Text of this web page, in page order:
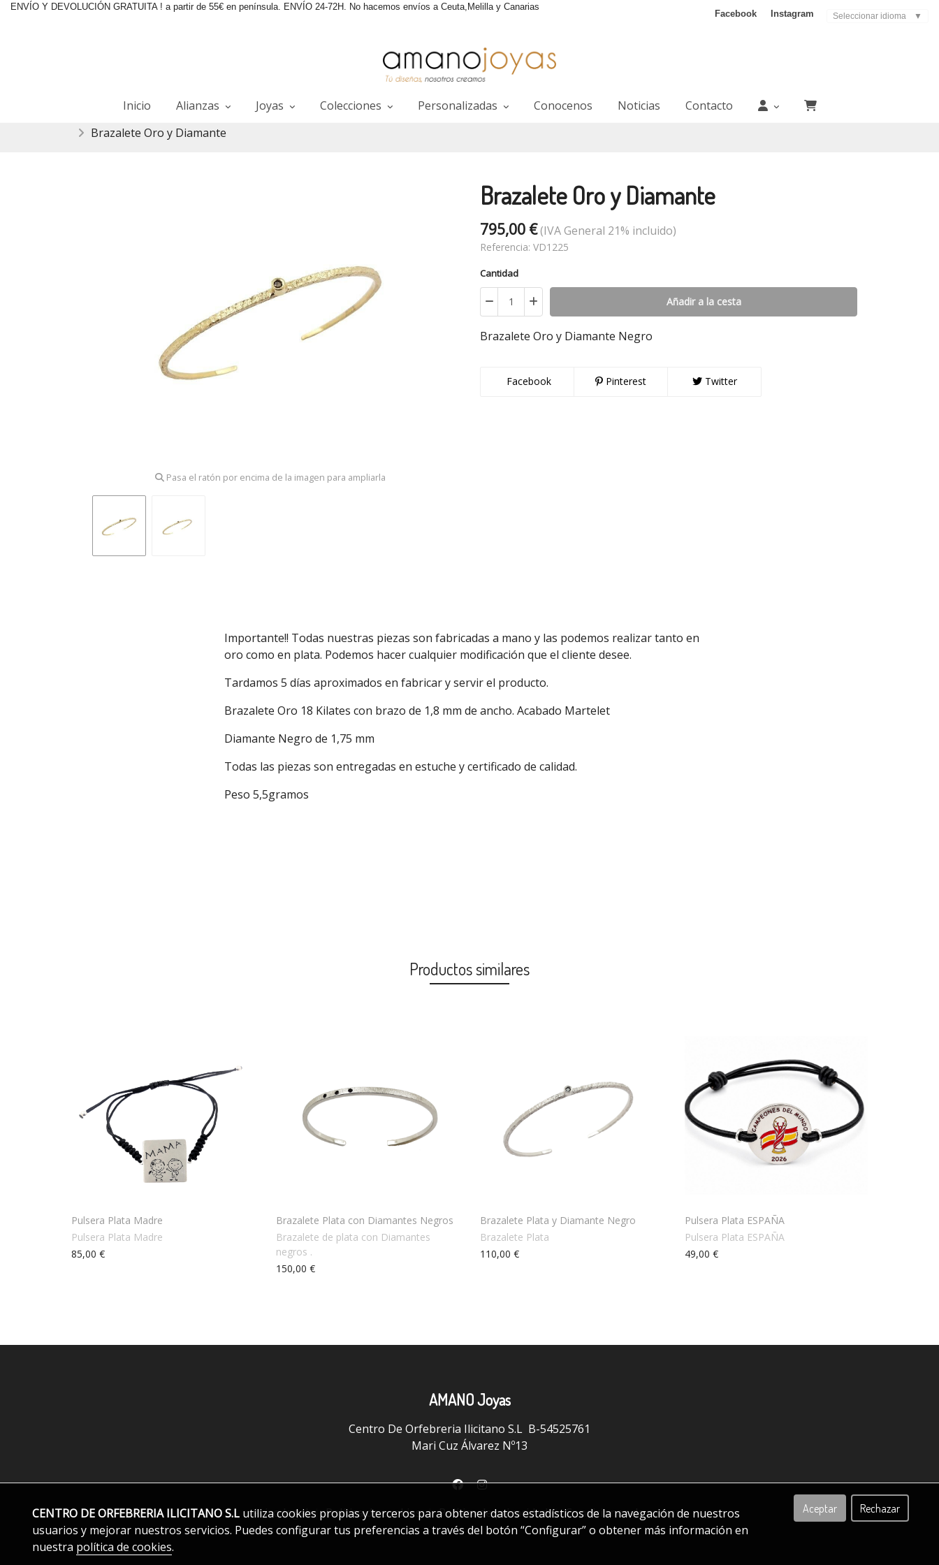
ENVÍO Y DEVOLUCIÓN GRATUITA ! a partir de 55€ en península. ENVÍO 24-72H. No hacemos envíos a Ceuta,Melilla y Canarias
Facebook Instagram Seleccionar idioma ▼
Inicio Alianzas Joyas Colecciones Personalizadas Conocenos Noticias
Contacto
Brazalete Oro y Diamante
Pasa el ratón por encima de la imagen para ampliarla
Brazalete Oro y Diamante
795,00 €(IVA General 21% incluido)
Referencia: VD1225
Cantidad
Añadir a la cesta
Brazalete Oro y Diamante Negro
Facebook Pinterest Twitter
Importante!! Todas nuestras piezas son fabricadas a mano y las podemos realizar tanto en
oro como en plata. Podemos hacer cualquier modificación que el cliente desee.
Tardamos 5 días aproximados en fabricar y servir el producto.
Brazalete Oro 18 Kilates con brazo de 1,8 mm de ancho. Acabado Martelet
Diamante Negro de 1,75 mm
Todas las piezas son entregadas en estuche y certificado de calidad.
Peso 5,5gramos
Productos similares
Pulsera Plata Madre
Pulsera Plata Madre
85,00 €
Brazalete Plata con Diamantes Negros
Brazalete de plata con Diamantes
negros .
150,00 €
Brazalete Plata y Diamante Negro
Brazalete Plata
110,00 €
Pulsera Plata ESPAÑA
Pulsera Plata ESPAÑA
49,00 €
AMANO Joyas
Centro De Orfebreria Ilicitano S.L B-54525761
Mari Cuz Álvarez Nº13
Aviso legal | Política de cookies| Política de privacidad | Condiciones de compra
CENTRO DE ORFEBRERIA ILICITANO S.L utiliza cookies propias y terceros para obtener datos estadísticos de la navegación de nuestros
usuarios y mejorar nuestros servicios. Puedes configurar tus preferencias a través del botón “Configurar” o obtener más información en
nuestra política de cookies.
Aceptar Rechazar